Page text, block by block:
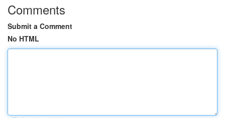
Comments
Submit a Comment
No HTML